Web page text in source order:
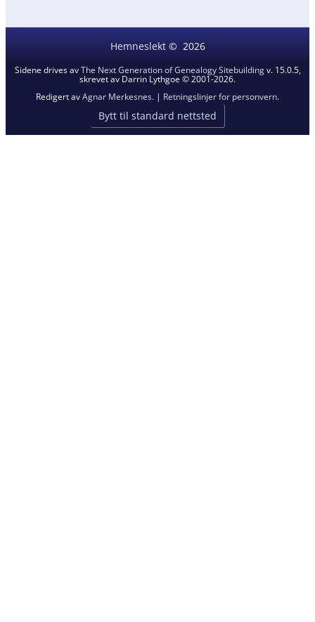
Hemneslekt© 2026
Sidene drives avThe Next Generation of Genealogy Sitebuildingv. 15.0.5,
skrevet av Darrin Lythgoe © 2001-2026.
Redigert avAgnar Merkesnes. | Retningslinjer for personvern.
Bytt til standard nettsted